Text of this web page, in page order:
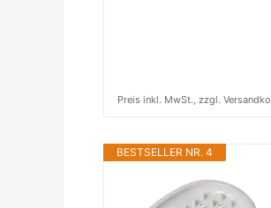
Preis inkl. MwSt., zzgl.
BESTSELLER NR. 4